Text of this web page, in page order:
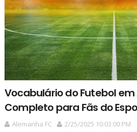
Vocabulário do Futebol em
Completo para Fãs do
Alemanha FC
2/25/2025 10:03:00 PM